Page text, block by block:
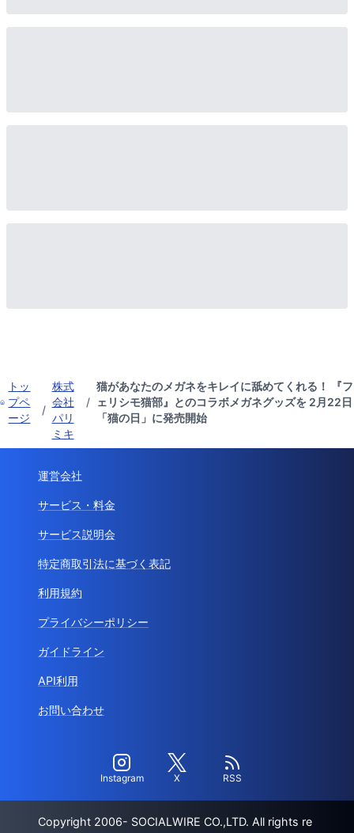
トッ
プペ
ージ
/
株式
会社
パリ
ミキ
/
猫があなたのメガネをキレイに舐めてくれる！ 『フ
ェリシモ猫部』とのコラボメガネグッズを 2月22日
「猫の日」に発売開始
運営会社
サービス・料金
サービス説明会
特定商取引法に基づく表記
利用規約
プライバシーポリシー
ガイドライン
API利用
お問い合わせ
Instagram X RSS
Copyright 2006- SOCIALWIRE CO.,LTD. All rights re